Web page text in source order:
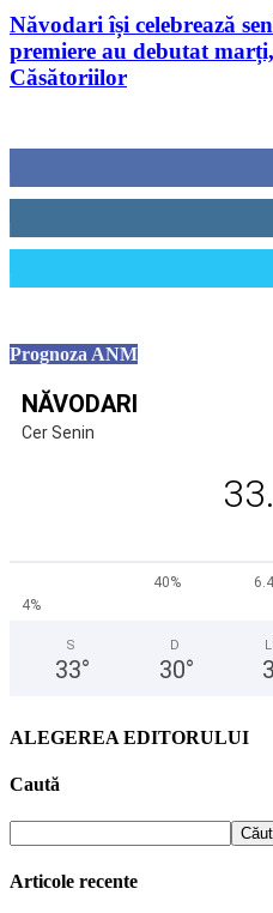
Năvodari își celebrează
premiere au debutat
Căsătoriilor
Prognoza ANM
NĂVODARI
Cer Senin
40%
4%
S
33°
D
30°
ALEGEREA EDITORULUI
Caută
Articole recente